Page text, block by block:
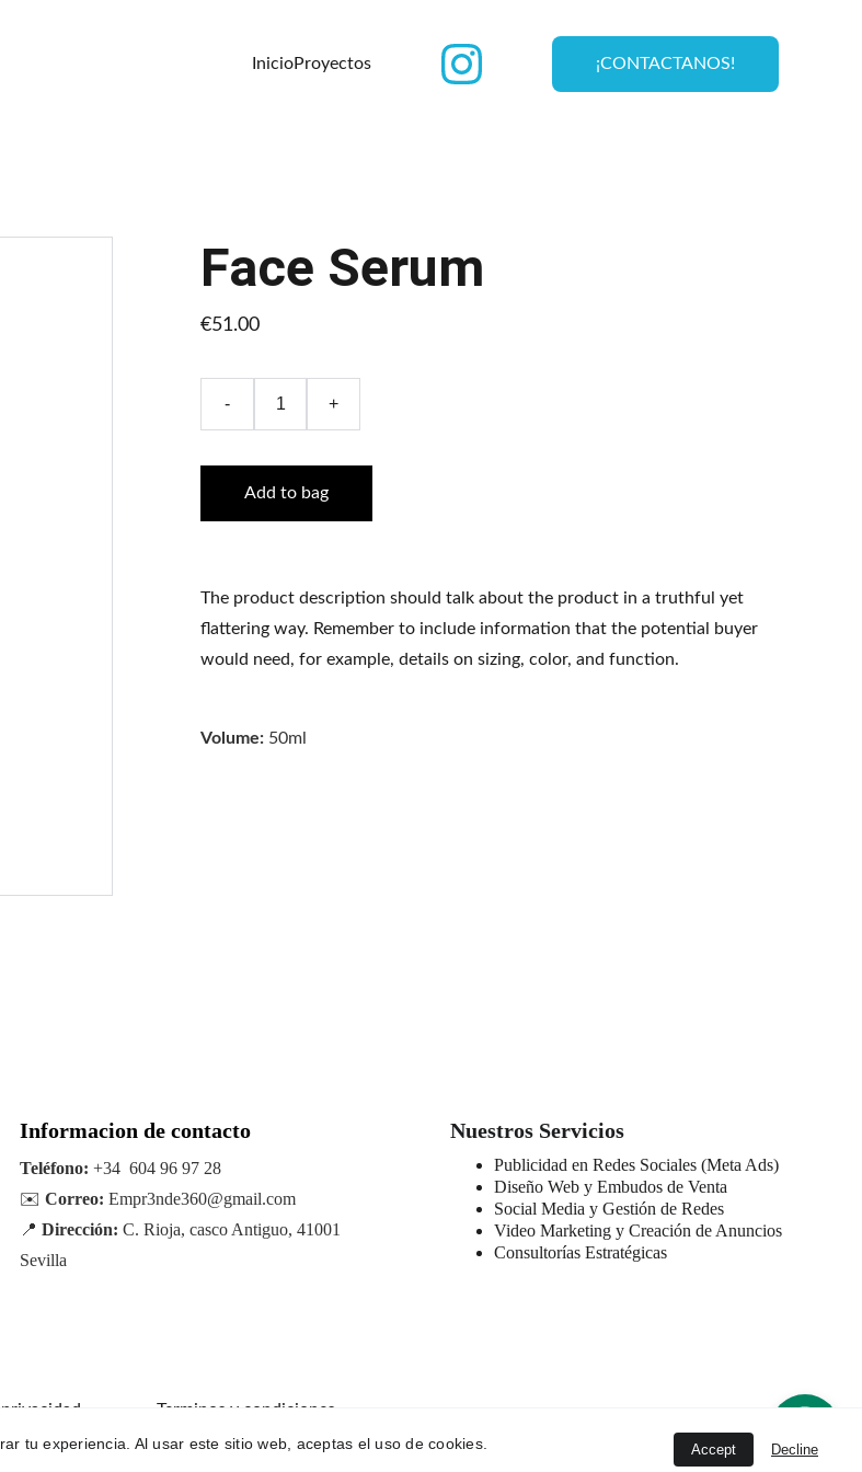
InicioProyectos ¡CONTACTANOS!
Face Serum
€51.00
- +
Add to bag
The product description should talk about the product in a truthful yet
flattering way. Remember to include information that the potential buyer
would need, for example, details on sizing, color, and function.
Volume: 50ml
Informacion de contacto
Teléfono: +34  604 96 97 28
✉️ Correo: Empr3nde360@gmail.com
📍 Dirección: C. Rioja, casco Antiguo, 41001
Sevilla
Terminos y condiciones
Todos los derechos reservados ©2025
Nuestros Servicios
Publicidad en Redes Sociales (Meta Ads)
Diseño Web y Embudos de Venta
Social Media y Gestión de Redes
Video Marketing y Creación de Anuncios
Consultorías Estratégicas
tu experiencia. Al usar este sitio web, aceptas el uso de cookies. Accept Decline